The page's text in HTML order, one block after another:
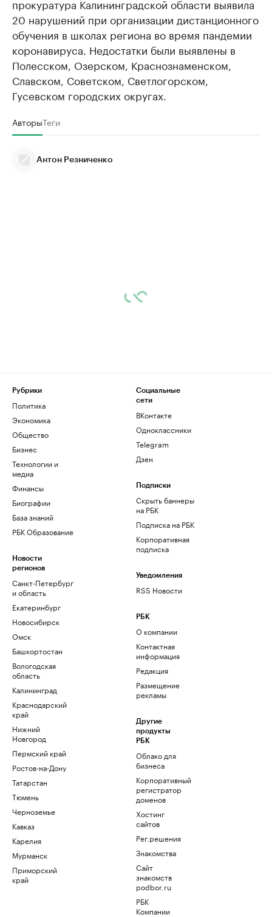
прокуратура Калининградской области выявила
20 нарушений при организации дистанционного
обучения в школах региона во время пандемии
коронавируса. Недостатки были выявлены в
Полесском, Озерском, Краснознаменском,
Славском, Советском, Светлогорском,
Гусевском городских округах.
АвторыТеги
Антон Резниченко
Рубрики
Политика
Экономика
Общество
Бизнес
Технологии и
медиа
Финансы
Биографии
База знаний
РБК Образование
Новости
регионов
Санкт-Петербург
и область
Екатеринбург
Новосибирск
Омск
Башкортостан
Вологодская
область
Калининград
Краснодарский
край
Нижний
Новгород
Пермский край
Ростов-на-Дону
Татарстан
Тюмень
Черноземье
Кавказ
Карелия
Мурманск
Приморский
край
Социальные
сети
ВКонтакте
Одноклассники
Telegram
Дзен
Подписки
Скрыть баннеры
на РБК
Подписка на РБК
Корпоративная
подписка
Уведомления
RSS Новости
РБК
О компании
Контактная
информация
Редакция
Размещение
рекламы
Другие
продукты
РБК
Облако для
бизнеса
Корпоративный
регистратор
доменов
Хостинг
сайтов
Рег.решения
Знакомства
Сайт
знакомств
podbor.ru
РБК
Компании